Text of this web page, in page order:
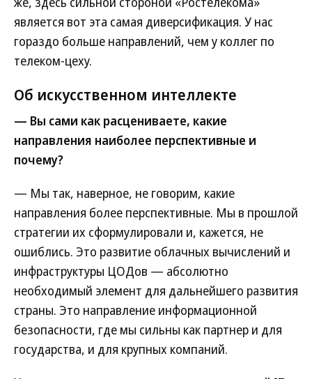
является вот эта самая диверсификация. У нас
гораздо больше направлений, чем у коллег по
телеком-цеху.
Об искусственном интеллекте
— Вы сами как расцениваете, какие
направления наиболее перспективные и
почему?
— Мы так, наверное, не говорим, какие
направления более перспективные. Мы в прошлой
стратегии их сформулировали и, кажется, не
ошиблись. Это развитие облачных вычислений и
инфраструктуры ЦОДов — абсолютно
необходимый элемент для дальнейшего развития
страны. Это направление информационной
безопасности, где мы сильны как партнер и для
государства, и для крупных компаний.